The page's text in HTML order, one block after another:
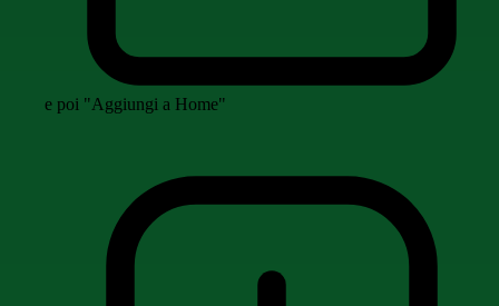
e poi "Aggiungi a Home"